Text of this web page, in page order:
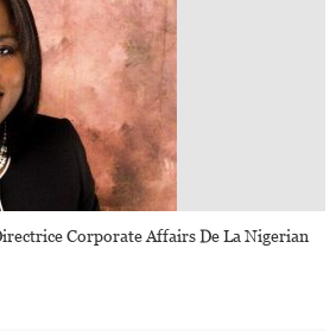
Corporate Affairs De La Nigerian